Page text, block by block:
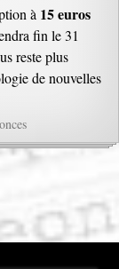
à 15 euros
fin le 31
reste plus
de nouvelles